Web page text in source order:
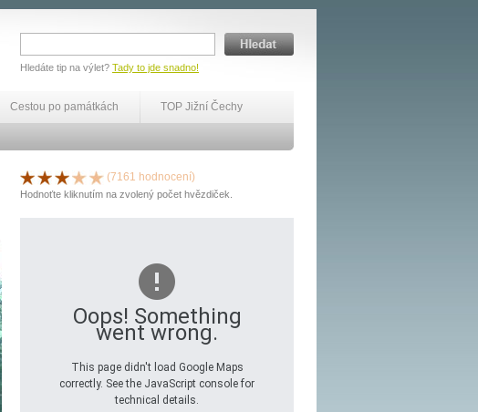
Hledáte tip na výlet? Tady to jde snadno!
Cestou po památkách TOP Jižní Čechy
(7161 hodnocení)
Hodnoťte kliknutím na zvolený počet hvězdiček.
Oops! Something
went wrong.
This page didn't load Google Maps
correctly. See the JavaScript console for
technical details.